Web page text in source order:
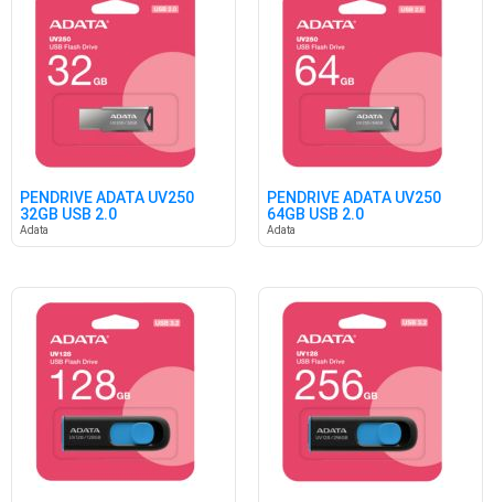
PENDRIVE ADATA UV250
32GB USB 2.0
Adata
PENDRIVE ADATA UV250
64GB USB 2.0
Adata